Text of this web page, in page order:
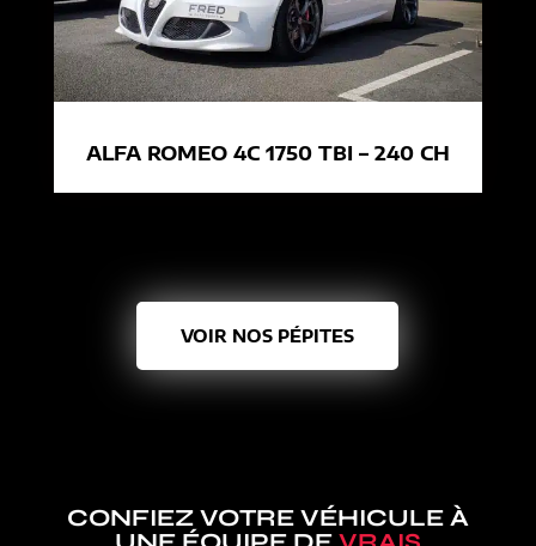
ALFA ROMEO 4C 1750 TBI – 240 CH
VOIR NOS PÉPITES
CONFIEZ VOTRE VÉHICULE À